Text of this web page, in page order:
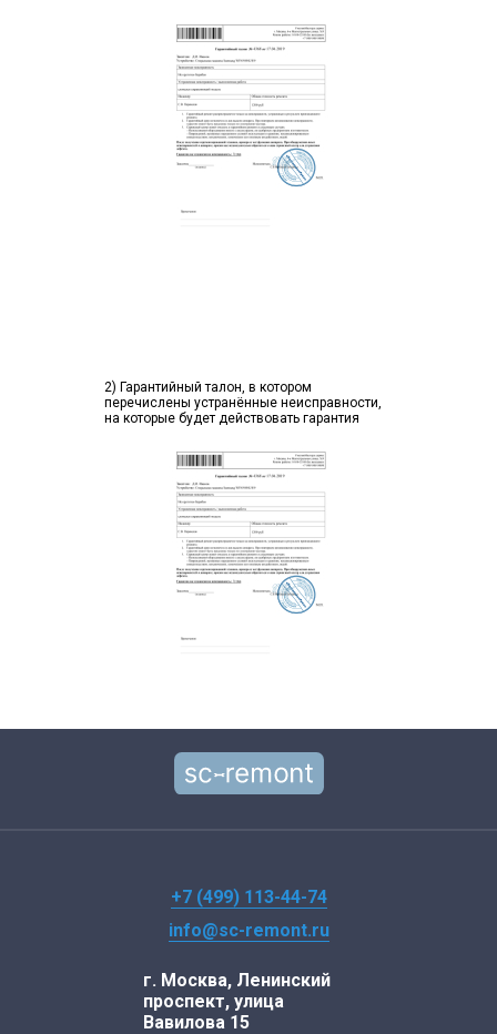
2) Гарантийный талон, в котором
перечислены устранённые неисправности,
на которые будет действовать гарантия
+7 (499) 113-44-74
info@sc-remont.ru
г. Москва, Ленинский
проспект, улица
Вавилова 15